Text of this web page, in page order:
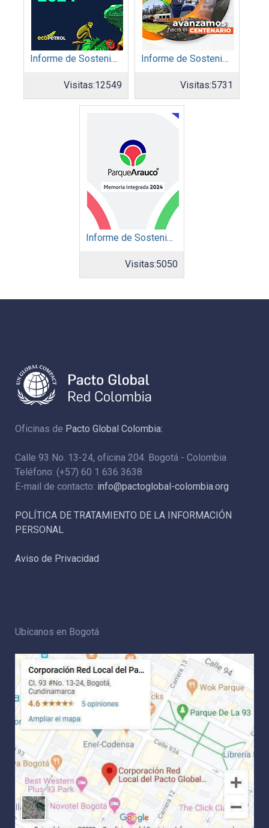
Informe de Sostenibilidad 2024: Ecopetrol S.A.
Visitas:12549
Informe de Sostenibilidad 2024: Acerias Paz del Río S.A.
Visitas:5731
Informe de Sostenibilidad 2024: Parque Arauco
Visitas:5050
Oficinas de Pacto Global Colombia:
Calle 93 No. 13-24, oficina 204. Bogotá - Colombia
Teléfono: (+57) 60 1 636 3638
E-mail de contacto: info@pactoglobal-colombia.org
POLÍTICA DE TRATAMIENTO DE LA INFORMACIÓN
PERSONAL
Aviso de Privacidad
Ubícanos en Bogotá